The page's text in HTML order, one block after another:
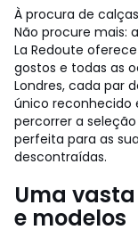
À procura de
Não procure mais:
La Redoute
gostos e todas as
Londres, cada par
único reconhecido
percorrer a
perfeita para as
descontraídas.
Uma
e modelos